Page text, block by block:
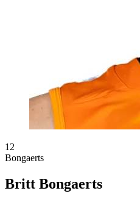
12
Bongaerts
Britt Bongaerts